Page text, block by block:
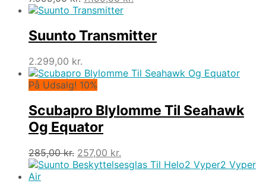
oprindelige
var:
7.999,00 kr..
er:
7.199,00 kr..
Suunto Transmitter
2.299,00 kr.
På Udsalg! 10%
Scubapro Blylomme Til Seahawk
Og Equator
285,00kr. Den
oprindelige
257,00 kr.
aktuelle